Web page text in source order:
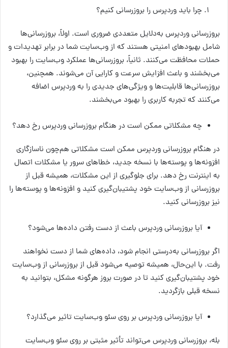
چرا باید وردپرس را بروز‌رسانی کنیم؟
بروز‌رسانی وردپرس به‌دلایل متعددی ضروری است. اولاً، بروز‌رسانی‌ها
شامل بهبودهای امنیتی هستند که از وب‌سایت شما در برابر تهدیدات و
حملات محافظت می‌کنند. ثانیاً، بروز‌رسانی‌ها عملکرد وب‌سایت را بهبود
می‌بخشند و باعث افزایش سرعت و کارایی آن می‌شوند. همچنین،
بروز‌رسانی‌ها قابلیت‌ها و ویژگی‌های جدیدی را به وردپرس اضافه
می‌کنند که تجربه کاربری را بهبود می‌بخشند.
چه مشکلاتی ممکن است در هنگام بروز‌رسانی وردپرس رخ دهد؟
در هنگام بروزرسانی وردپرس ممکن است مشکلاتی هم‌چون ناسازگاری
افزونه‌ها و پوسته‌ها با نسخه جدید، خطاهای سرور یا مشکلات اتصال
به اینترنت رخ دهد. برای جلوگیری از این مشکلات، همیشه قبل از
بروز‌رسانی از وب‌سایت خود پشتیبان‌گیری کنید و افزونه‌ها و پوسته‌ها را
نیز بروز‌رسانی کنید.
آیا بروز‌رسانی وردپرس باعث از دست رفتن داده‌ها می‌شود؟
اگر بروز‌رسانی به‌درستی انجام شود، داده‌های شما از دست نخواهند
رفت. با این‌حال، همیشه توصیه می‌شود قبل از بروزرسانی از وب‌سایت
خود پشتیبان‌گیری کنید تا در صورت بروز هرگونه مشکل، بتوانید به
نسخه قبلی بازگردید.
آیا بروز‌رسانی وردپرس بر روی سئو وب‌سایت تاثیر می‌گذارد؟
بله، بروز‌رسانی وردپرس می‌تواند تأثیر مثبتی بر روی سئو وب‌سایت